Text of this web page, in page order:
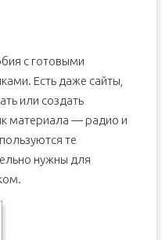
с готовыми
Есть даже сайты,
или создать
материала — радио и
те
нужны для